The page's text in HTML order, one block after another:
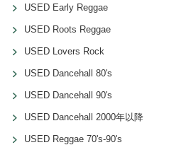
USED Early Reggae
USED Roots Reggae
USED Lovers Rock
USED Dancehall 80's
USED Dancehall 90's
USED Dancehall 2000年以降
USED Reggae 70's-90's